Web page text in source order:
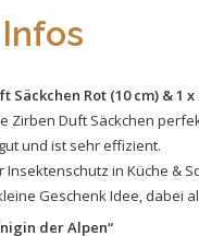
Säckchen Rot (10 cm) & 1
Zirben Duft Säckchen
und ist sehr effizient.
Insektenschutz in Küche &
Geschenk Idee, dabei
der Alpen“